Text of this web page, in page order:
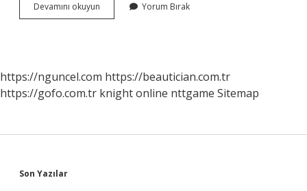
Devamını okuyun
Aşmak
Yorum Bırak
https://nguncel.com https://beautician.com.tr
https://gofo.com.tr knight online nttgame Sitemap
Sidebar
Son Yazılar